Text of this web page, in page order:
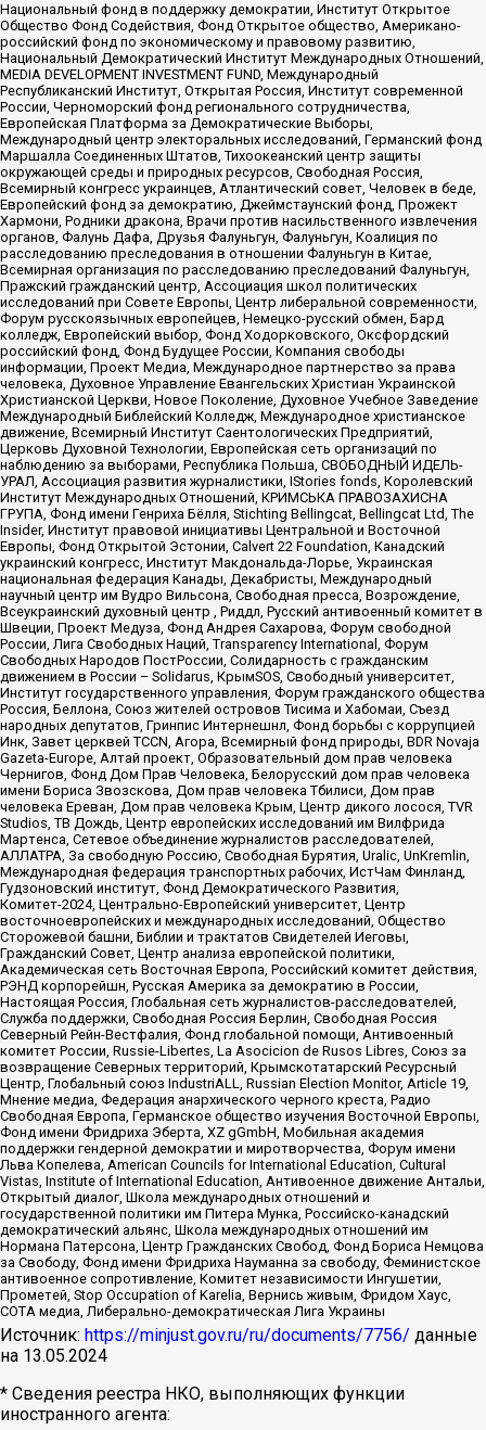
Национальный фонд в поддержку демократии, Институт Открытое
Общество Фонд Содействия, Фонд Открытое общество, Американо-
российский фонд по экономическому и правовому развитию,
Национальный Демократический Институт Международных Отношений,
MEDIA DEVELOPMENT INVESTMENT FUND, Международный
Республиканский Институт, Открытая Россия, Институт современной
России, Черноморский фонд регионального сотрудничества,
Европейская Платформа за Демократические Выборы,
Международный центр электоральных исследований, Германский фонд
Маршалла Соединенных Штатов, Тихоокеанский центр защиты
окружающей среды и природных ресурсов, Свободная Россия,
Всемирный конгресс украинцев, Атлантический совет, Человек в беде,
Европейский фонд за демократию, Джеймстаунский фонд, Прожект
Хармони, Родники дракона, Врачи против насильственного извлечения
органов, Фалунь Дафа, Друзья Фалуньгун, Фалуньгун, Коалиция по
расследованию преследования в отношении Фалуньгун в Китае,
Всемирная организация по расследованию преследований Фалуньгун,
Пражский гражданский центр, Ассоциация школ политических
исследований при Совете Европы, Центр либеральной современности,
Форум русскоязычных европейцев, Немецко-русский обмен, Бард
колледж, Европейский выбор, Фонд Ходорковского, Оксфордский
российский фонд, Фонд Будущее России, Компания свободы
информации, Проект Медиа, Международное партнерство за права
человека, Духовное Управление Евангельских Христиан Украинской
Христианской Церкви, Новое Поколение, Духовное Учебное Заведение
Международный Библейский Колледж, Международное христианское
движение, Всемирный Институт Саентологических Предприятий,
Церковь Духовной Технологии, Европейская сеть организаций по
наблюдению за выборами, Республика Польша, СВОБОДНЫЙ ИДЕЛЬ-
УРАЛ, Ассоциация развития журналистики, IStories fonds, Королевский
Институт Международных Отношений, КРИМСЬКА ПРАВОЗАХИСНА
ГРУПА, Фонд имени Генриха Бёлля, Stichting Bellingcat, Bellingcat Ltd, The
Insider, Институт правовой инициативы Центральной и Восточной
Европы, Фонд Открытой Эстонии, Calvert 22 Foundation, Канадский
украинский конгресс, Институт Макдональда-Лорье, Украинская
национальная федерация Канады, Декабристы, Международный
научный центр им Вудро Вильсона, Свободная пресса, Возрождение,
Всеукраинский духовный центр , Риддл, Русский антивоенный комитет в
Швеции, Проект Медуза, Фонд Андрея Сахарова, Форум свободной
России, Лига Свободных Наций, Transparеncy International, Форум
Свободных Народов ПостРоссии, Солидарность с гражданским
движением в России – Solidarus, КрымSOS, Свободный университет,
Институт государственного управления, Форум гражданского общества
Россия, Беллона, Союз жителей островов Тисима и Хабомаи, Съезд
народных депутатов, Гринпис Интернешнл, Фонд борьбы с коррупцией
Инк, Завет церквей TCCN, Агора, Всемирный фонд природы, BDR Novaja
Gazeta-Europe, Алтай проект, Образовательный дом прав человека
Чернигов, Фонд Дом Прав Человека, Белорусский дом прав человека
имени Бориса Звозскова, Дом прав человека Тбилиси, Дом прав
человека Ереван, Дом прав человека Крым, Центр дикого лосося, TVR
Studios, ТВ Дождь, Центр европейских исследований им Вилфрида
Мартенса, Сетевое объединение журналистов расследователей,
АЛЛАТРА, За свободную Россию, Свободная Бурятия, Uralic, UnKremlin,
Международная федерация транспортных рабочих, ИстЧам Финланд,
Гудзоновский институт, Фонд Демократического Развития,
Комитет-2024, Центрально-Европейский университет, Центр
восточноевропейских и международных исследований, Общество
Сторожевой башни, Библии и трактатов Свидетелей Иеговы,
Гражданский Совет, Центр анализа европейской политики,
Академическая сеть Восточная Европа, Российский комитет действия,
РЭНД корпорейшн, Русская Америка за демократию в России,
Настоящая Россия, Глобальная сеть журналистов-расследователей,
Служба поддержки, Свободная Россия Берлин, Свободная Россия
Северный Рейн-Вестфалия, Фонд глобальной помощи, Антивоенный
комитет России, Russie-Libertes, La Asocicion de Rusos Libres, Союз за
возвращение Северных территорий, Крымскотатарский Ресурсный
Центр, Глобальный союз IndustriALL, Russian Election Monitor, Article 19,
Мнение медиа, Федерация анархического черного креста, Радио
Свободная Европа, Германское общество изучения Восточной Европы,
Фонд имени Фридриха Эберта, XZ gGmbH, Мобильная академия
поддержки гендерной демократии и миротворчества, Форум имени
Льва Копелева, American Councils for International Education, Cultural
Vistas, Institute of International Education, Антивоенное движение Антальи,
Открытый диалог, Школа международных отношений и
государственной политики им Питера Мунка, Российско-канадский
демократический альянс, Школа международных отношений им
Нормана Патерсона, Центр Гражданских Свобод, Фонд Бориса Немцова
за Свободу, Фонд имени Фридриха Науманна за свободу, Феминистское
антивоенное сопротивление, Комитет независимости Ингушетии,
Прометей, Stop Occupation of Karelia, Вернись живым, Фридом Хаус,
СОТА медиа, Либерально-демократическая Лига Украины
Источник: https://minjust.gov.ru/ru/documents/7756/ данные
на 13.05.2024
* Сведения реестра НКО, выполняющих функции
иностранного агента: